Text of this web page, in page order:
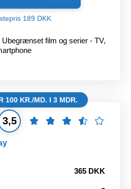
189 DKK
film og serier - TV,
100 KR./MD. I 3 MDR.
3,5
365 DKK